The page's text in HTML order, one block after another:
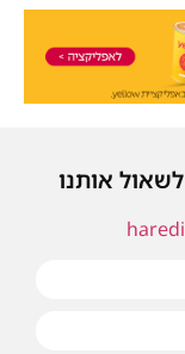
אותנו
בהקדם